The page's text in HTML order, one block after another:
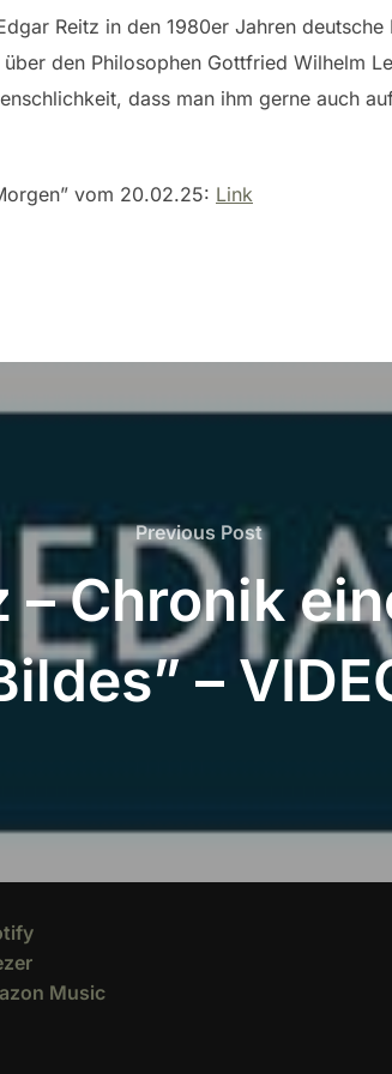
Reitz in den 1980er Jahren
den Philosophen Gottfried Wilhelm
dass man ihm gerne auch
vom 20.02.25: Link
Previous
Post
Previous Post
– Chronik
–
Music